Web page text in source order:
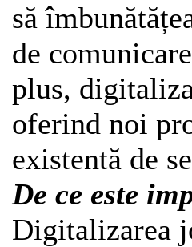
să
de
plus,
oferind noi
existentă de
De ce este
Digitalizarea